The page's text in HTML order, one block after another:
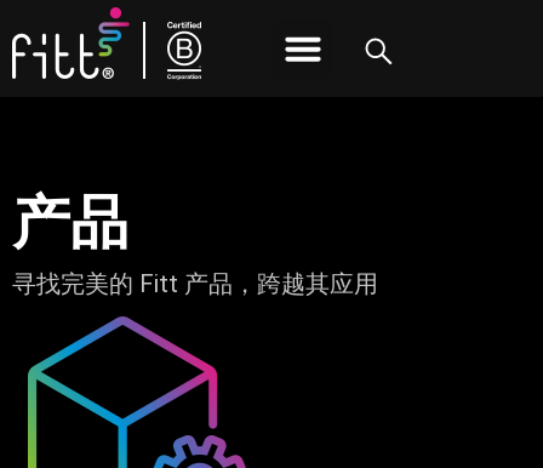
产品
寻找完美的 Fitt 产品，跨越其应用